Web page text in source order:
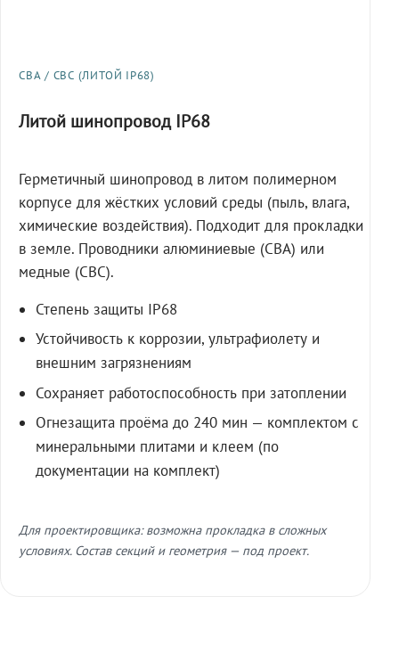
СВА / СВС (ЛИТОЙ IP68)
Литой шинопровод IP68
Герметичный шинопровод в литом полимерном
корпусе для жёстких условий среды (пыль, влага,
химические воздействия). Подходит для прокладки
в земле. Проводники алюминиевые (СВА) или
медные (СВС).
Степень защиты IP68
Устойчивость к коррозии, ультрафиолету и
внешним загрязнениям
Сохраняет работоспособность при затоплении
Огнезащита проёма до 240 мин — комплектом с
минеральными плитами и клеем (по
документации на комплект)
Для проектировщика: возможна прокладка в сложных
условиях. Состав секций и геометрия — под проект.